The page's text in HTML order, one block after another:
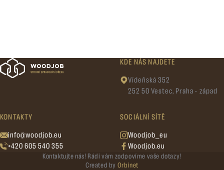
KDE NÁS NAJDETE
Vídeňská 352
252 50 Vestec, Praha - západ
KONTAKTY
info@woodjob.eu
+420 605 540 355
SOCIÁLNÍ SÍTĚ
Woodjob_eu
Woodjob.eu
Kontaktujte nás! Rádi vám zodpovíme vaše dotazy!
Created by Orbinet